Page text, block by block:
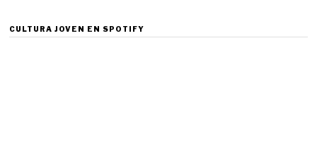
CULTURA JOVEN EN SPOTIFY